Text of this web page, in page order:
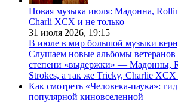
Новая музыка июля: Мадонна,
Charli XCX и не только
31 июля 2026, 19:15
В июле в мир большой музыки
Слушаем новые альбомы ветеранов
степени «выдержки» — Мадонны,
Strokes, а так же Tricky, Charlie
Как смотреть «Человека-паука»:
популярной киновселенной